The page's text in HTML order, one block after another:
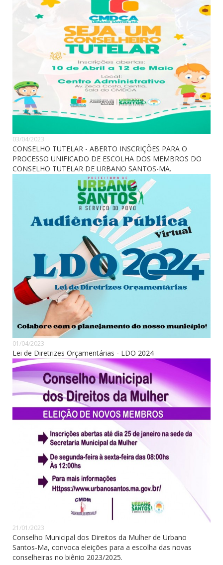
03/04/2023
CONSELHO TUTELAR - ABERTO INSCRIÇÕES PARA O
PROCESSO UNIFICADO DE ESCOLHA DOS MEMBROS DO
CONSELHO TUTELAR DE URBANO SANTOS-MA.
01/04/2023
Lei de Diretrizes Orçamentárias - LDO 2024
21/01/2023
Conselho Municipal dos Direitos da Mulher de Urbano
Santos-Ma, convoca eleições para a escolha das novas
conselheiras no biênio 2023/2025.